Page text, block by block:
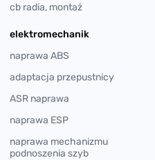
cb radia, montaż
elektromechanik
naprawa ABS
adaptacja przepustnicy
ASR naprawa
naprawa ESP
naprawa mechanizmu
podnoszenia szyb